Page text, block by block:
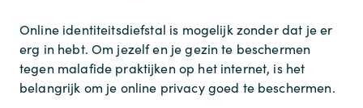
Online identiteitsdiefstal is mogelijk zonder dat je er
erg in hebt. Om jezelf en je gezin te beschermen
tegen malafide praktijken op het internet, is het
belangrijk om je online privacy goed te beschermen.